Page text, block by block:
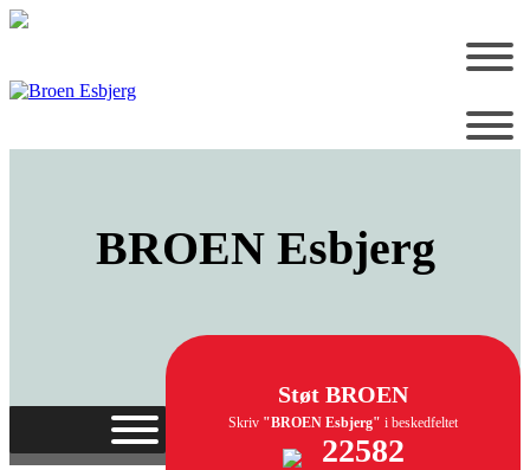
BROENEsbjerg
Støt BROEN
Skriv "BROEN Esbjerg" i beskedfeltet
22582